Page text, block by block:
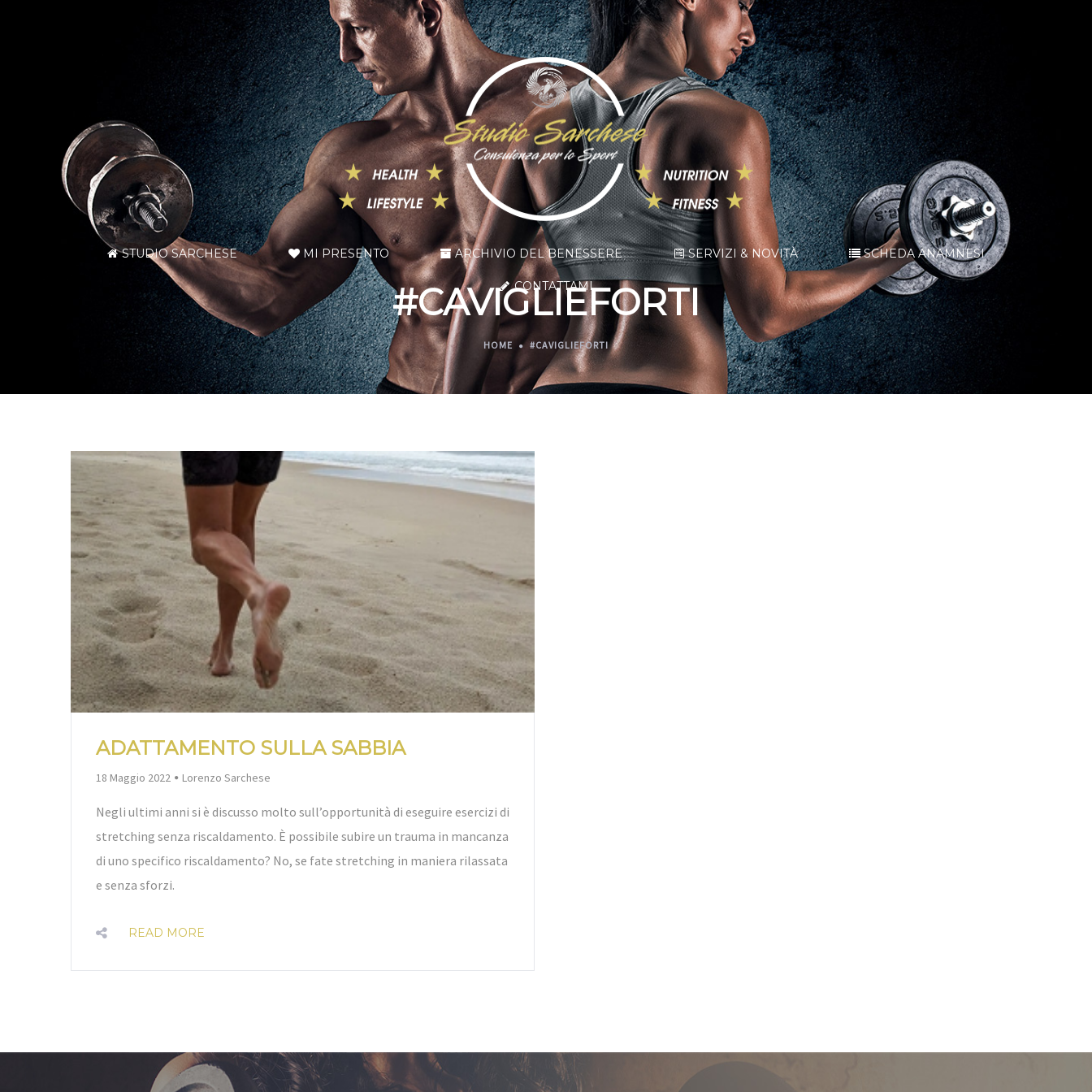
STUDIO SARCHESE MI PRESENTO ARCHIVIO DEL BENESSERE SERVIZI & NOVITÀ SCHEDA ANAMNESI
CONTATTAMI
#CAVIGLIEFORTI
HOME #CAVIGLIEFORTI
ADATTAMENTO SULLA SABBIA
18 Maggio 2022 By
Lorenzo Sarchese
Negli ultimi anni si è discusso molto sull’opportunità di eseguire esercizi di
stretching senza riscaldamento. È possibile subire un trauma in mancanza
di uno specifico riscaldamento? No, se fate stretching in maniera rilassata
e senza sforzi.
READ MORE